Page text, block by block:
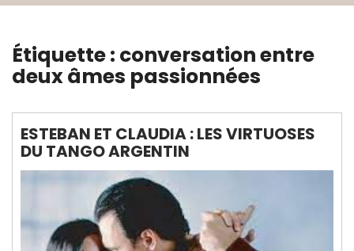
Étiquette : conversation entre
deux âmes passionnées
ESTEBAN ET CLAUDIA : LES VIRTUOSES
DU TANGO ARGENTIN